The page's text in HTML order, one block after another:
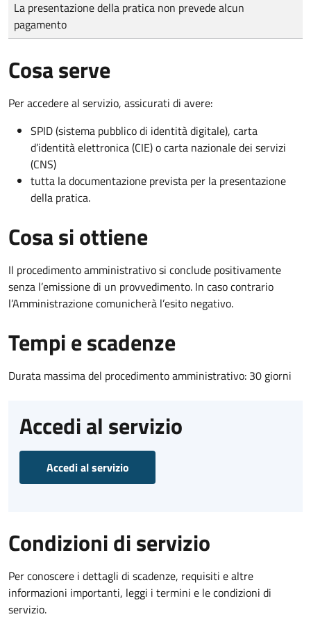
La presentazione della pratica non prevede alcun
pagamento
Cosa serve
Per accedere al servizio, assicurati di avere:
SPID (sistema pubblico di identità digitale), carta
d’identità elettronica (CIE) o carta nazionale dei servizi
(CNS)
tutta la documentazione prevista per la presentazione
della pratica.
Cosa si ottiene
Il procedimento amministrativo si conclude positivamente
senza l’emissione di un provvedimento. In caso contrario
l’Amministrazione comunicherà l’esito negativo.
Tempi e scadenze
Durata massima del procedimento amministrativo: 30 giorni
Accedi al servizio
Accedi al servizio
Condizioni di servizio
Per conoscere i dettagli di scadenze, requisiti e altre
informazioni importanti, leggi i termini e le condizioni di
servizio.